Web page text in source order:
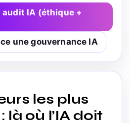
audit IA (éthique +
une gouvernance IA
les plus
là où l’IA doit